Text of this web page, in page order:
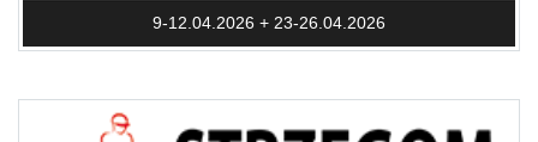
9-12.04.2026 + 23-26.04.2026